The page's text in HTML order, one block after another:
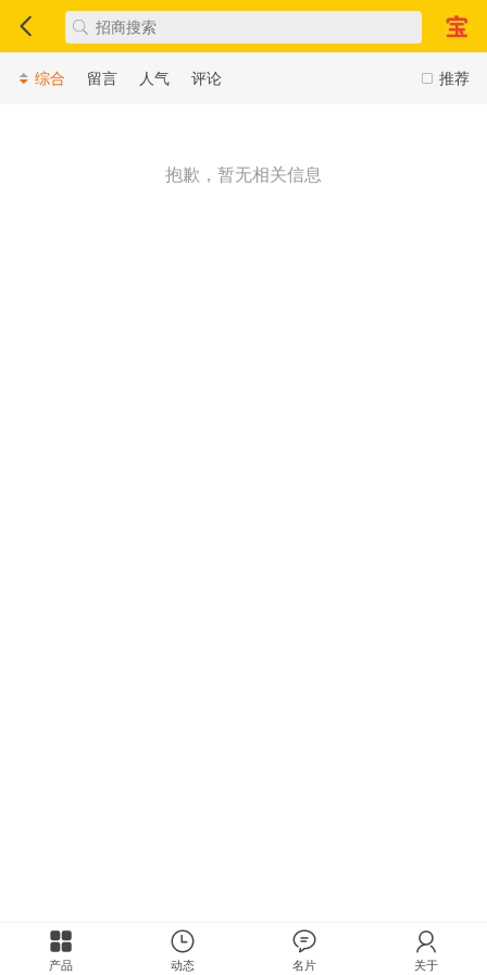
推荐
综合 留言 人气 评论
抱歉，暂无相关信息
产品 动态 名片 关于